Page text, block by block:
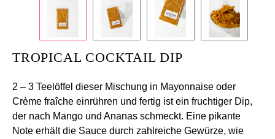
TROPICAL COCKTAIL DIP
2 – 3 Teelöffel dieser Mischung in Mayonnaise oder
Crème fraîche einrühren und fertig ist ein fruchtiger Dip,
der nach Mango und Ananas schmeckt. Eine pikante
Note erhält die Sauce durch zahlreiche Gewürze, wie